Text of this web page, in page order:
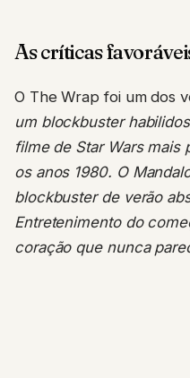
As críticas
O The Wrap foi um dos
um blockbuster
filme de Star Wars mais
os anos 1980. O
blockbuster de verão
Entretenimento do
coração que nunca